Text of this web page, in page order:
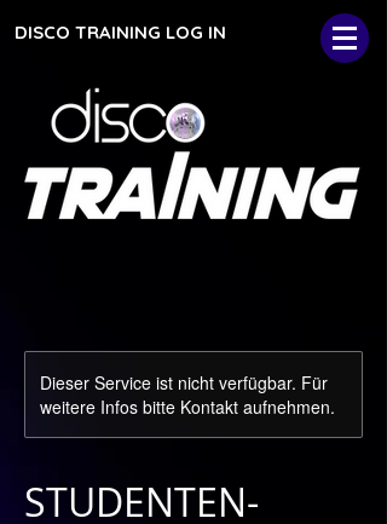
DISCO TRAINING LOG IN
Dieser Service ist nicht verfügbar. Für
weitere Infos bitte Kontakt aufnehmen.
STUDENTEN-